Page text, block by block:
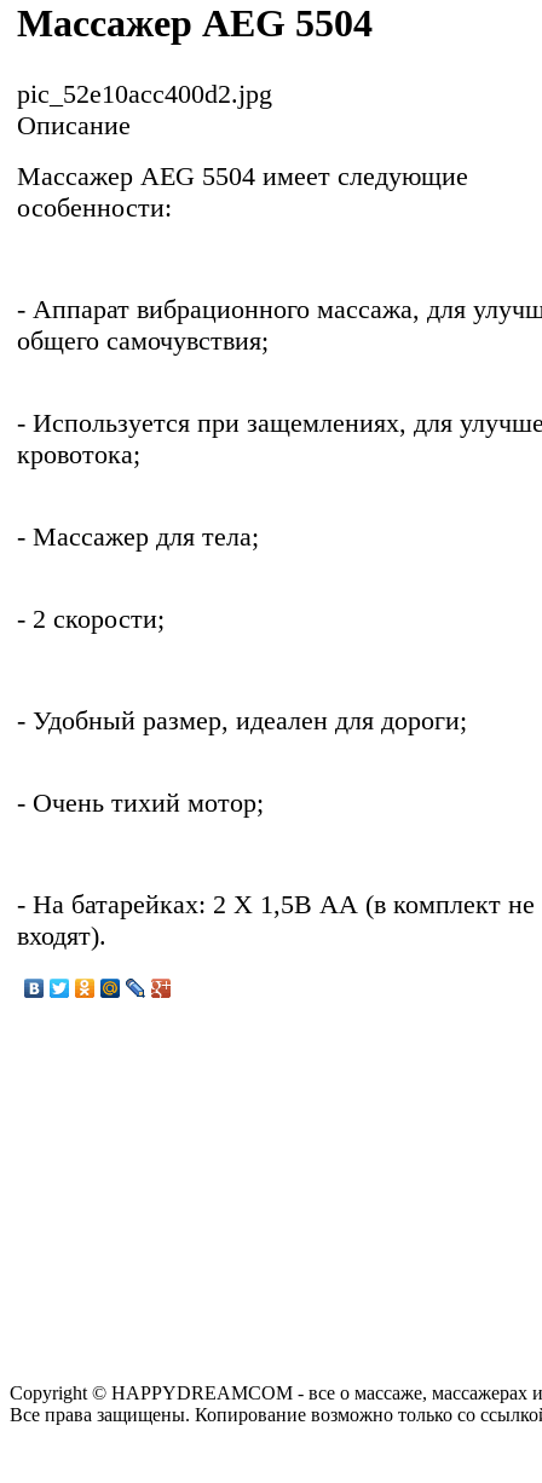
Массажер AEG 5504
pic_52e10acc400d2.jpg
Описание
Массажер AEG 5504 имеет следующие
особенности:
- Аппарат вибрационного массажа, для
общего самочувствия;
- Используется при защемлениях, для
кровотока;
- Массажер для тела;
- 2 скорости;
- Удобный размер, идеален для дороги;
- Очень тихий мотор;
- На батарейках: 2 Х 1,5В АА (в комплект не
входят).
Copyright © HAPPYDREAMCOM - все о массаже, массажерах и
Все права защищены. Копирование возможно только со